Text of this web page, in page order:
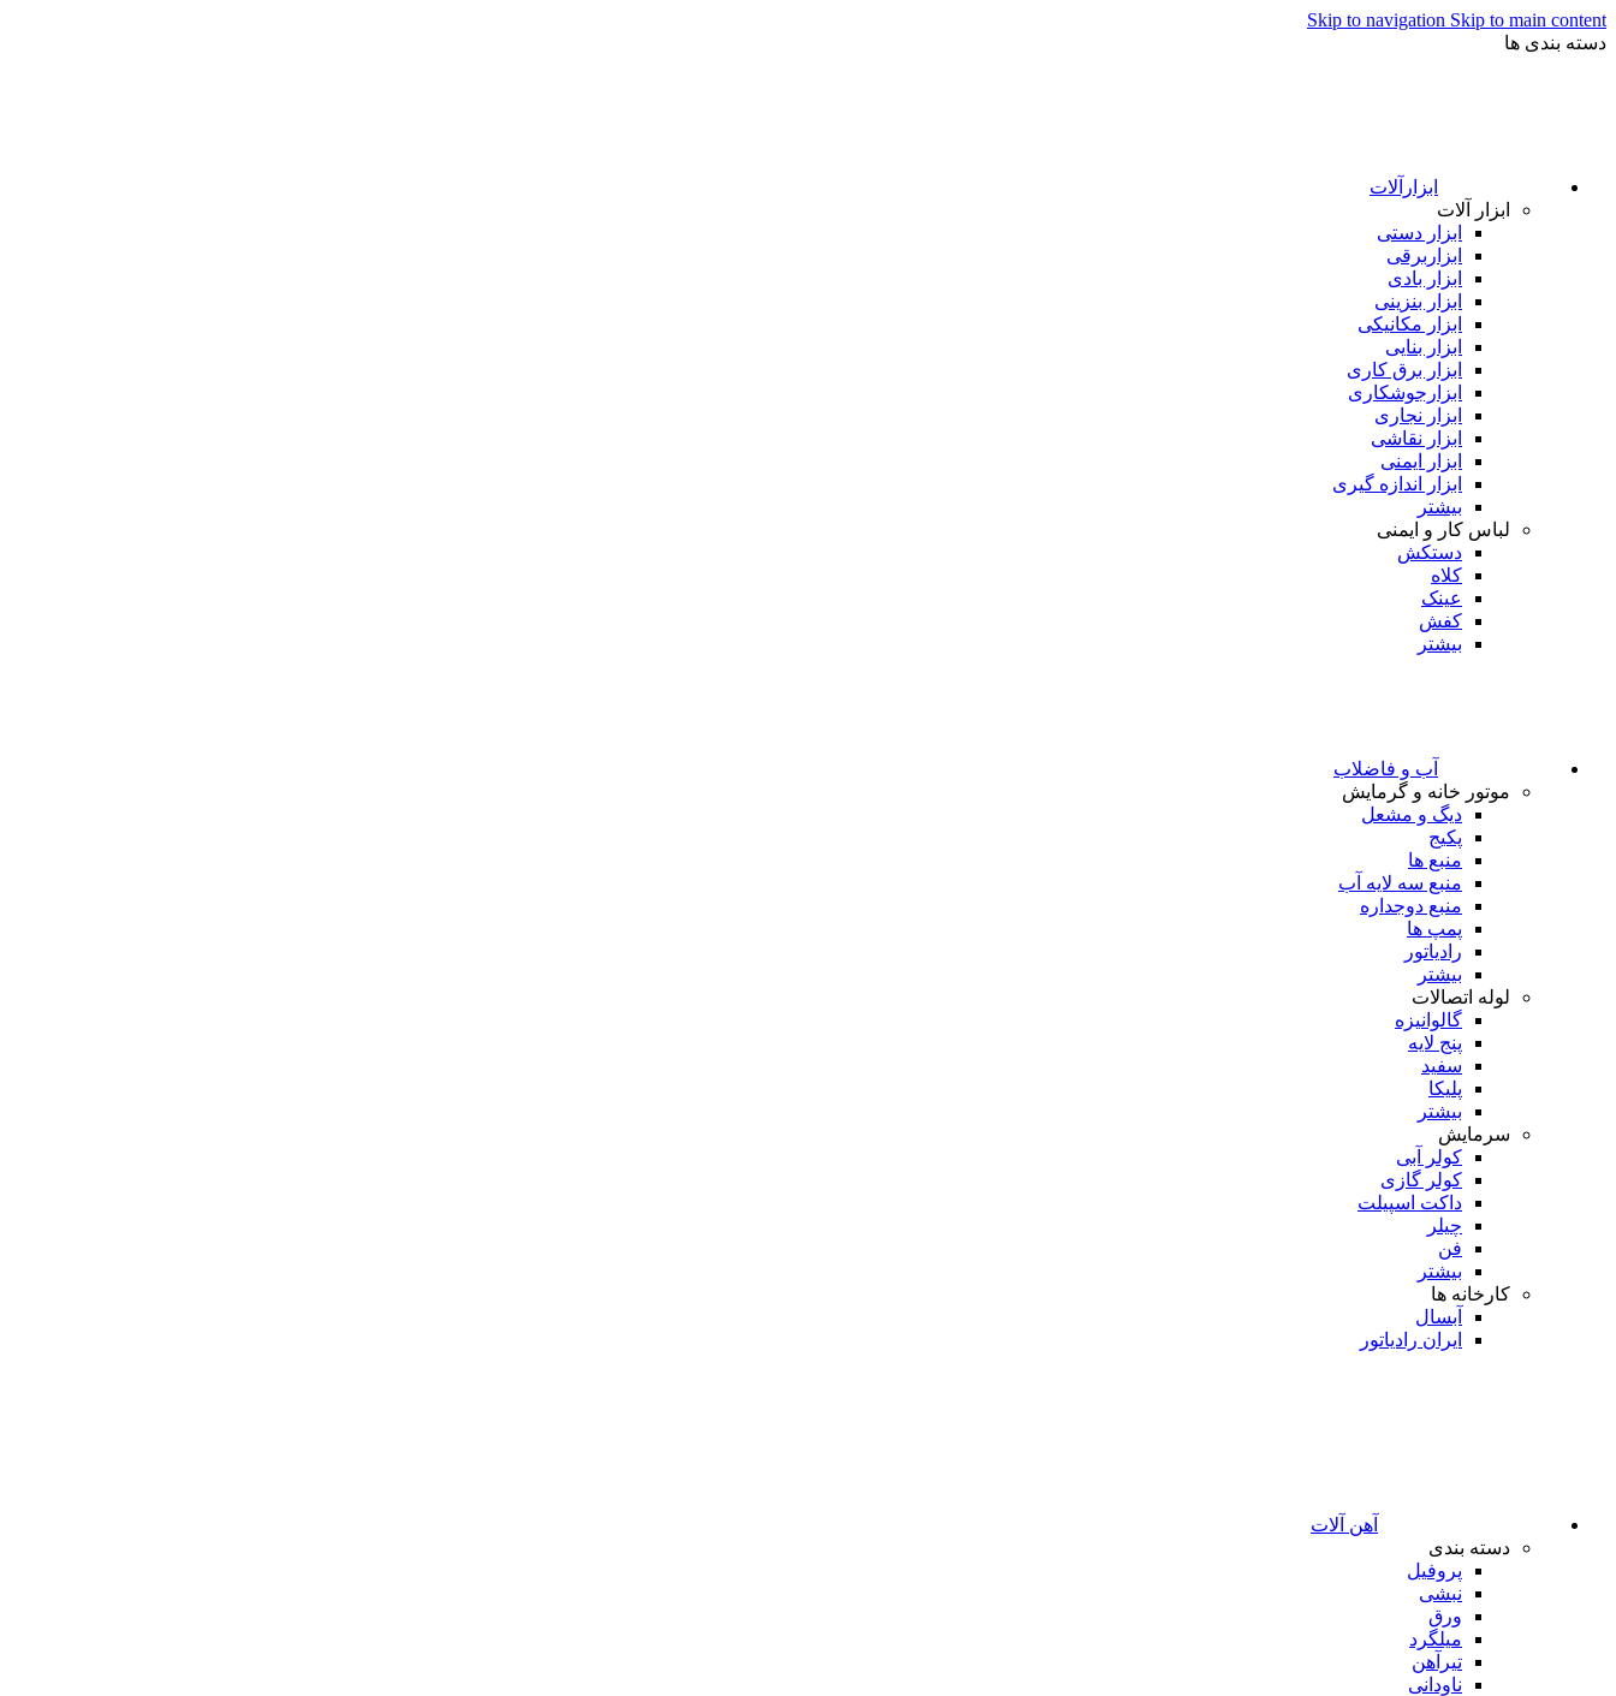
Skip to navigation Skip to main content
دسته بندی ها
ابزارآلات
ابزار آلات
ابزار دستی
ابزاربرقی
ابزار بادی
ابزار بنزینی
ابزار مکانیکی
ابزار بنایی
ابزار برق کاری
ابزارجوشکاری
ابزار نجاری
ابزار نقاشی
ابزار ایمنی
ابزار اندازه گیری
بیشتر
لباس کار و ایمنی
دستکش
کلاه
عینک
کفش
بیشتر
آب و فاضلاب
موتور خانه و گرمایش
دیگ و مشعل
پکیج
منبع ها
منبع سه لایه آب
منبع دوجداره
پمپ ها
رادیاتور
بیشتر
لوله اتصالات
گالوانیزه
پنج لایه
سفید
پلیکا
بیشتر
سرمایش
کولر آبی
کولر گازی
داکت اسپیلت
چیلر
فن
بیشتر
کارخانه ها
آبسال
ایران رادیاتور
آهن آلات
دسته بندی
پروفیل
نبشی
ورق
میلگرد
تیرآهن
ناودانی